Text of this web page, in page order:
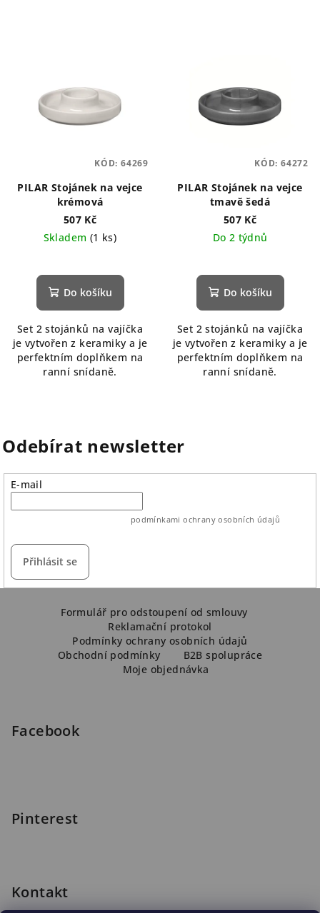
PILAR Stojánek na vejce
krémová
507 Kč
Skladem (1 ks)
Do košíku
Set 2 stojánků na vajíčka
je vytvořen z keramiky a je
perfektním doplňkem na
ranní snídaně.
KÓD: 64269
PILAR Stojánek na vejce
tmavě šedá
507 Kč
Do 2 týdnů
Do košíku
Set 2 stojánků na vajíčka
je vytvořen z keramiky a je
perfektním doplňkem na
ranní snídaně.
KÓD: 64272
Odebírat newsletter
E-mail
podmínkami ochrany osobních údajů
Přihlásit se
Formulář pro odstoupení od smlouvy
Reklamační protokol
Podmínky ochrany osobních údajů
Obchodní podmínky
B2B spolupráce
Moje objednávka
Facebook
Pinterest
Kontakt